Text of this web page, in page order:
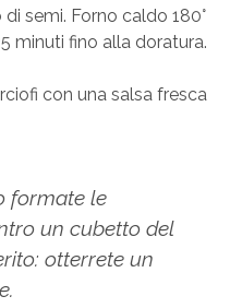
semi. Forno caldo 180°
minuti fino alla doratura.
con una salsa fresca
formate le
un cubetto del
otterrete un